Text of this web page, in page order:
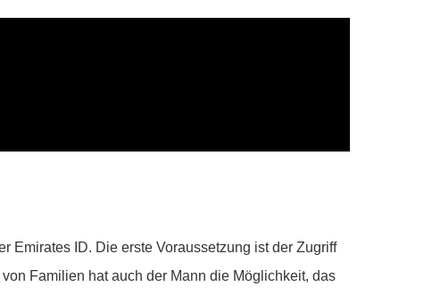
Emirates ID. Die erste Voraussetzung ist der Zugriff
von Familien hat auch der Mann die Möglichkeit, das